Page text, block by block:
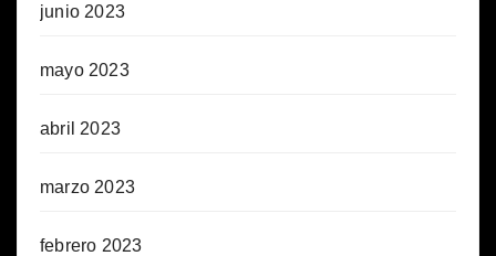
junio 2023
mayo 2023
abril 2023
marzo 2023
febrero 2023